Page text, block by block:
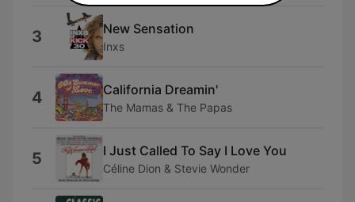
3 New Sensation
Inxs
4 California Dreamin'
The Mamas & The Papas
5 I Just Called To Say I Love You
Céline Dion & Stevie Wonder